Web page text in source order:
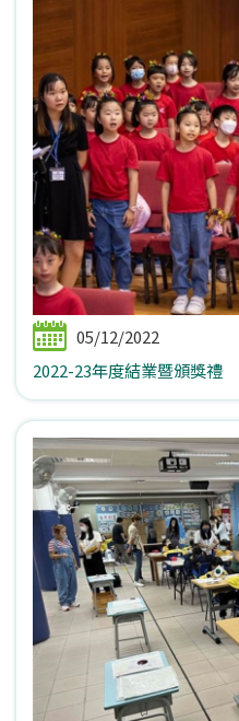
05/12/2022
2022-23年度結業暨頒獎禮